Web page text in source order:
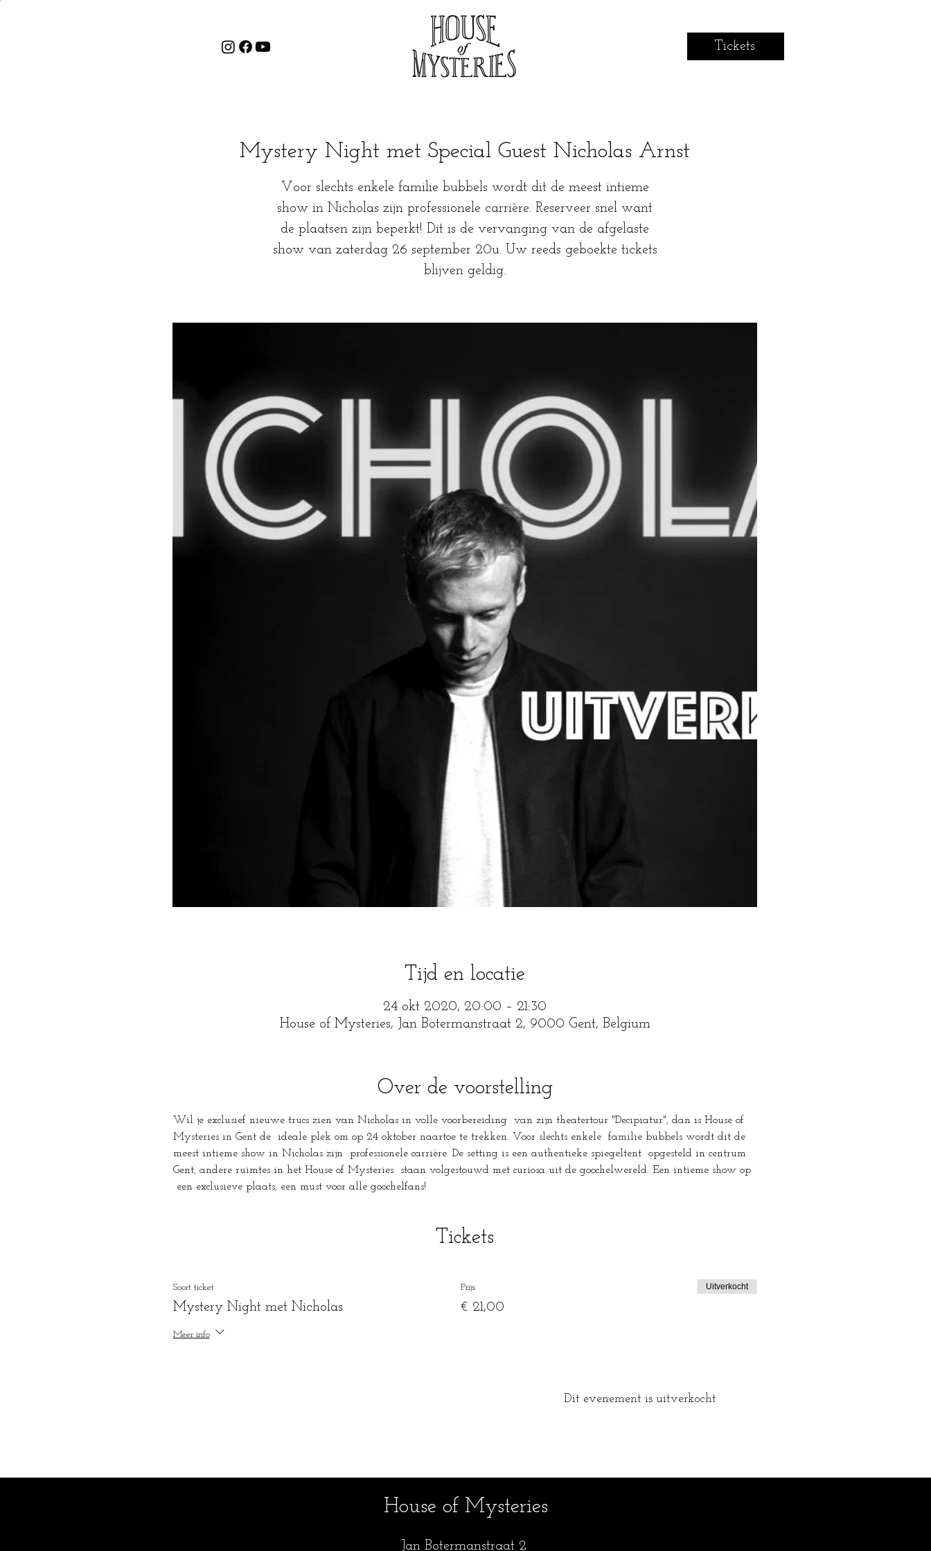
Tickets
Mystery Night met Special Guest Nicholas Arnst
Voor slechts enkele familie bubbels wordt dit de meest intieme
show in Nicholas zijn professionele carrière. Reserveer snel want
de plaatsen zijn beperkt! Dit is de vervanging van de afgelaste
show van zaterdag 26 september 20u. Uw reeds geboekte tickets
blijven geldig.
Tijd en locatie
24 okt 2020, 20:00 – 21:30
House of Mysteries, Jan Botermanstraat 2, 9000 Gent, Belgium
Over de voorstelling
Wil je exclusief nieuwe trucs zien van Nicholas in volle voorbereiding  van zijn theatertour "Decipiatur", dan is House of
Mysteries in Gent de  ideale plek om op 24 oktober naartoe te trekken. Voor slechts enkele  familie bubbels wordt dit de
meest intieme show in Nicholas zijn  professionele carrière. De setting is een authentieke spiegeltent  opgesteld in centrum
Gent, andere ruimtes in het House of Mysteries  staan volgestouwd met curiosa uit de goochelwereld. Een intieme show op
een exclusieve plaats, een must voor alle goochelfans!
Tickets
Soort ticket
Mystery Night met Nicholas
Meer info
Prijs
€ 21,00
Uitverkocht
Dit evenement is uitverkocht
House of Mysteries
Jan Botermanstraat 2